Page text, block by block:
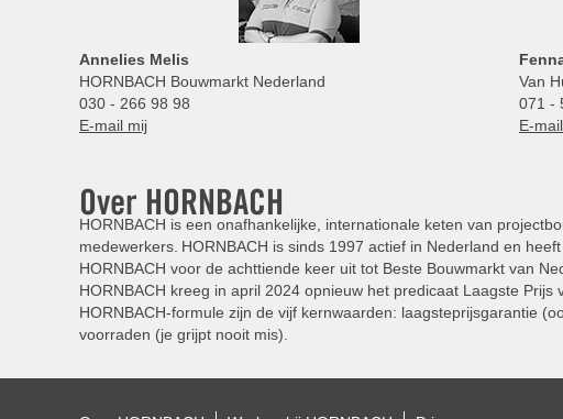
Annelies Melis
HORNBACH Bouwmarkt Nederland
030 - 266 98 98
E-mail mij
Van
071 -
E-
Over HORNBACH
HORNBACH is een onafhankelijke, internationale keten van
medewerkers. HORNBACH is sinds 1997 actief in Nederland en
HORNBACH voor de achttiende keer uit tot Beste Bouwmarkt van
HORNBACH kreeg in april 2024 opnieuw het predicaat Laagste
HORNBACH-formule zijn de vijf kernwaarden: laagsteprijsgarantie
voorraden (je grijpt nooit mis).